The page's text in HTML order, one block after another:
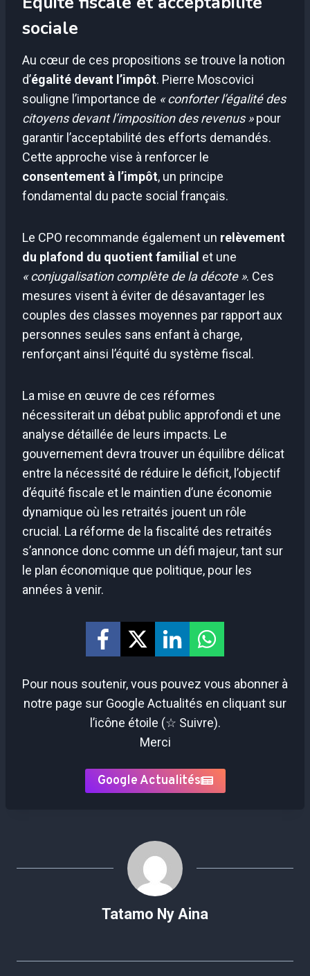
sociale
Au cœur de ces propositions se trouve la notion
d’égalité devant l’impôt. Pierre Moscovici
souligne l’importance de « conforter l’égalité des
citoyens devant l’imposition des revenus »pour
garantir l’acceptabilité des efforts demandés.
Cette approche vise à renforcer le
consentement à l’impôt, un principe
fondamental du pacte social français.
Le CPO recommande également un relèvement
du plafond du quotient familial et une
« conjugalisation complète de la décote ». Ces
mesures visent à éviter de désavantager les
couples des classes moyennes par rapport aux
personnes seules sans enfant à charge,
renforçant ainsi l’équité du système fiscal.
La mise en œuvre de ces réformes
nécessiterait un débat public approfondi et une
analyse détaillée de leurs impacts. Le
gouvernement devra trouver un équilibre délicat
entre la nécessité de réduire le déficit, l’objectif
d’équité fiscale et le maintien d’une économie
dynamique où les retraités jouent un rôle
crucial. La réforme de la fiscalité des retraités
s’annonce donc comme un défi majeur, tant sur
le plan économique que politique, pour les
années à venir.
Pour nous soutenir, vous pouvez vous abonner à
notre page sur Google Actualités en cliquant sur
l’icône étoile (☆ Suivre).
Merci
Google Actualités
Tatamo Ny Aina